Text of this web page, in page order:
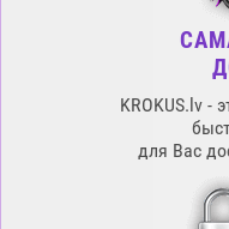
KROKUS.lv -
для Вас